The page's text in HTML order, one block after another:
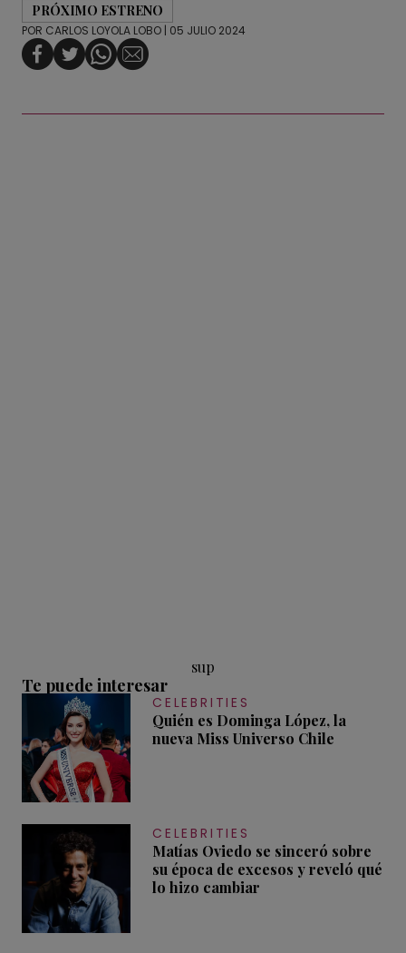
PRÓXIMO ESTRENO
POR CARLOS LOYOLA LOBO | 05 JULIO 2024
sup
Te puede interesar
CELEBRITIES
Quién es Dominga López, la
nueva Miss Universo Chile
CELEBRITIES
Matías Oviedo se sinceró sobre
su época de excesos y reveló qué
lo hizo cambiar